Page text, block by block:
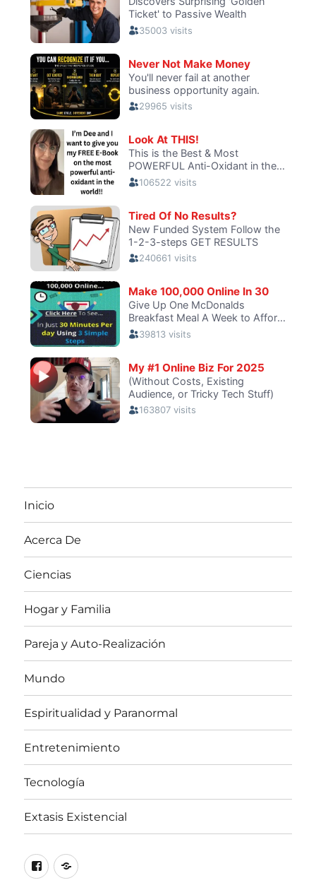
Inicio
Acerca De
Ciencias
Hogar y Familia
Pareja y Auto-Realización
Mundo
Espiritualidad y Paranormal
Entretenimiento
Tecnología
Extasis Existencial
Facebook
X